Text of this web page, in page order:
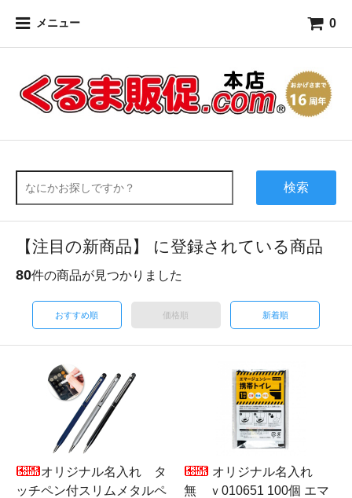
メニュー 0
検索
【注目の新商品】 に登録されている商品
80件の商品が見つかりました
おすすめ順 価格順 新着順
オリジナル名入れ タ
ッチペン付スリムメタルペ
オリジナル名入れ
無 ｖ010651 100個 エマ